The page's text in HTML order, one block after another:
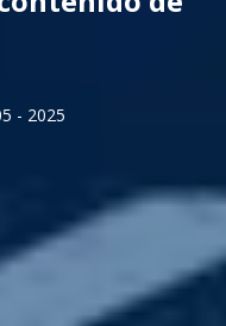
- 2025